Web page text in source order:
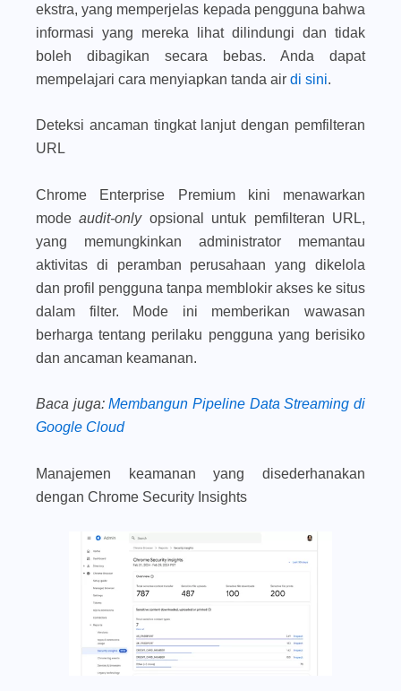
ekstra, yang memperjelas kepada pengguna bahwa
informasi yang mereka lihat dilindungi dan tidak
boleh dibagikan secara bebas. Anda dapat
mempelajari cara menyiapkan tanda air di sini.
Deteksi ancaman tingkat lanjut dengan pemfilteran
URL
Chrome Enterprise Premium kini menawarkan
modeaudit-onlyopsional untuk pemfilteran URL,
yang memungkinkan administrator memantau
aktivitas di peramban perusahaan yang dikelola
dan profil pengguna tanpa memblokir akses ke situs
dalam filter. Mode ini memberikan wawasan
berharga tentang perilaku pengguna yang berisiko
dan ancaman keamanan.
Baca juga: Membangun Pipeline Data Streaming di
Google Cloud
Manajemen keamanan yang disederhanakan
dengan Chrome Security Insights